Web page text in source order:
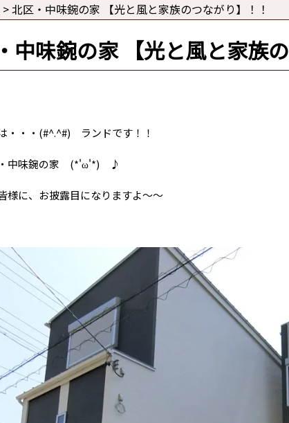
>北区・中味鋺の家 【光と風と家族のつながり】！！
中味鋺の家 【光と風と家族
・・・(#^.^#) ランドです！！
中味鋺の家 (*'ω'*) ♪
様に、お披露目になりますよ～～